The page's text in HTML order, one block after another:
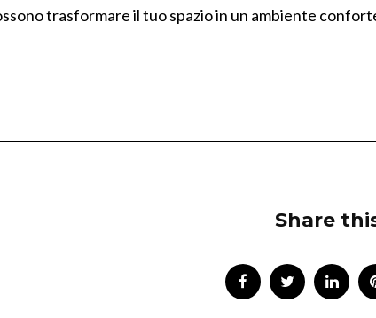
trasformare il tuo spazio in un ambiente
Share